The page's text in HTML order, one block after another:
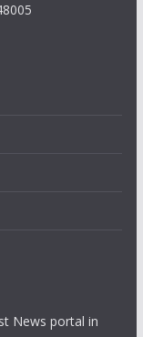
News portal in